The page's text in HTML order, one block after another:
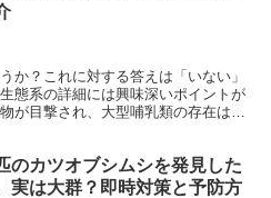
か？これに対する答えは「いない」
態系の詳細には興味深いポイントが
が目撃され、大型哺乳類の存在は確
のカツオブシムシを発見した
実は大群？即時対策と予防方